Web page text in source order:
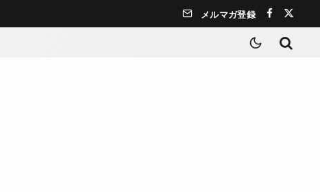
メルマガ登録